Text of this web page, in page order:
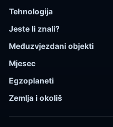
Tehnologija
Jeste li znali?
Međuzvjezdani objekti
Mjesec
Egzoplaneti
Zemlja i okoliš